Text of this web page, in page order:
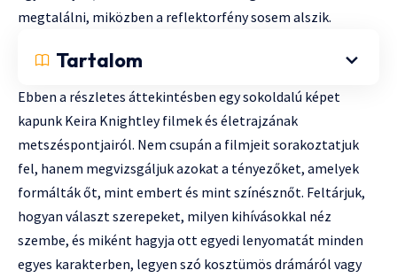
megtalálni, miközben a reflektorfény sosem alszik.
Tartalom
Ebben a részletes áttekintésben egy sokoldalú képet
kapunk Keira Knightley filmek és életrajzának
metszéspontjairól. Nem csupán a filmjeit sorakoztatjuk
fel, hanem megvizsgáljuk azokat a tényezőket, amelyek
formálták őt, mint embert és mint színésznőt. Feltárjuk,
hogyan választ szerepeket, milyen kihívásokkal néz
szembe, és miként hagyja ott egyedi lenyomatát minden
egyes karakterben, legyen szó kosztümös drámáról vagy